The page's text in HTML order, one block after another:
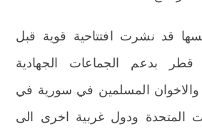
قد نشرت افتتاحية قوية قبل
بدعم الجماعات الجهادية
المسلمين في سورية في
المتحدة ودول غربية اخرى الى